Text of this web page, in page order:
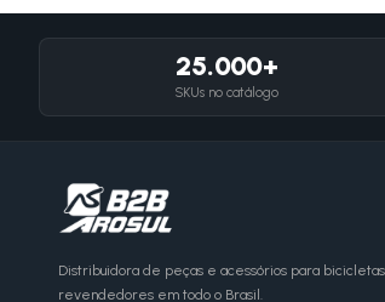
25.000+
SKUs no catálogo
Distribuidora de peças e acessórios para
revendedores em todo o Brasil.